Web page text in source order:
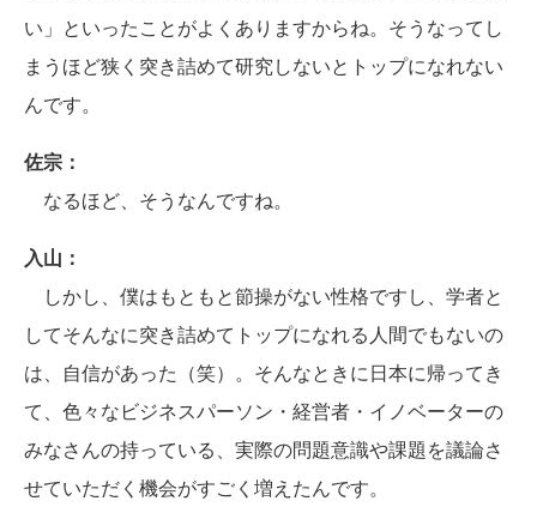
い」といったことがよくありますからね。そうなってし
まうほど狭く突き詰めて研究しないとトップになれない
んです。
佐宗：
なるほど、そうなんですね。
入山：
しかし、僕はもともと節操がない性格ですし、学者と
してそんなに突き詰めてトップになれる人間でもないの
は、自信があった（笑）。そんなときに日本に帰ってき
て、色々なビジネスパーソン・経営者・イノベーターの
みなさんの持っている、実際の問題意識や課題を議論さ
せていただく機会がすごく増えたんです。